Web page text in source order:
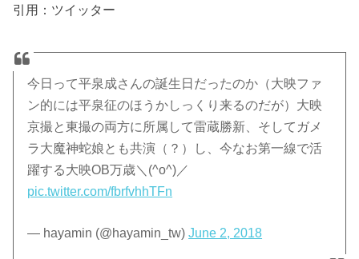
引用：ツイッター
今日って平泉成さんの誕生日だったのか（大映ファ
ン的には平泉征のほうかしっくり来るのだが）大映
京撮と東撮の両方に所属して雷蔵勝新、そしてガメ
ラ大魔神蛇娘とも共演（？）し、今なお第一線で活
躍する大映OB万歳＼(^o^)／
pic.twitter.com/fbrfvhhTFn
— hayamin (@hayamin_tw)June 2, 2018